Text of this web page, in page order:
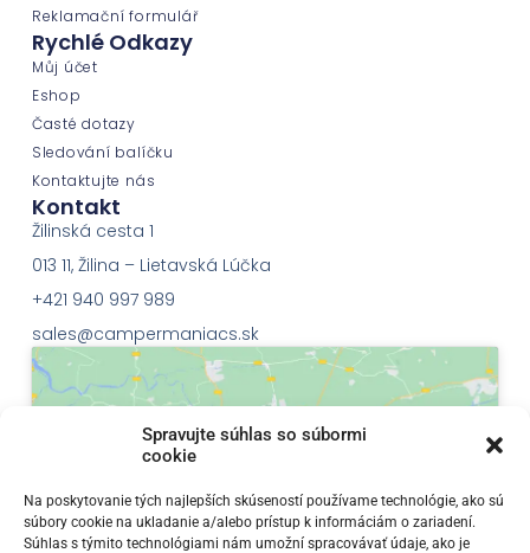
Spravujte súhlas so súbormi
cookie
Na poskytovanie tých najlepších skúseností používame technológie, ako sú
súbory cookie na ukladanie a/alebo prístup k informáciám o zariadení.
Súhlas s týmito technológiami nám umožní spracovávať údaje, ako je
Reklamační formulář
Rychlé Odkazy
Můj účet
Eshop
Časté dotazy
Sledování balíčku
Kontaktujte nás
Kontakt
Žilinská cesta 1
013 11, Žilina – Lietavská Lúčka
+421 940 997 989
sales@campermaniacs.sk
Klepnutím přijměte marketingové soubory
cookie a povolte tento obsah